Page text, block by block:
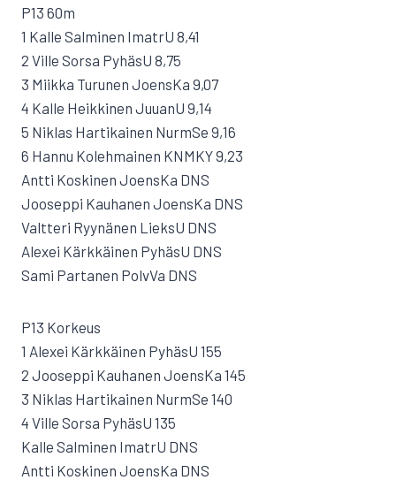
P13 60m
1 Kalle Salminen ImatrU 8,41
2 Ville Sorsa PyhäsU 8,75
3 Miikka Turunen JoensKa 9,07
4 Kalle Heikkinen JuuanU 9,14
5 Niklas Hartikainen NurmSe 9,16
6 Hannu Kolehmainen KNMKY 9,23
Antti Koskinen JoensKa DNS
Jooseppi Kauhanen JoensKa DNS
Valtteri Ryynänen LieksU DNS
Alexei Kärkkäinen PyhäsU DNS
Sami Partanen PolvVa DNS
P13 Korkeus
1 Alexei Kärkkäinen PyhäsU 155
2 Jooseppi Kauhanen JoensKa 145
3 Niklas Hartikainen NurmSe 140
4 Ville Sorsa PyhäsU 135
Kalle Salminen ImatrU DNS
Antti Koskinen JoensKa DNS